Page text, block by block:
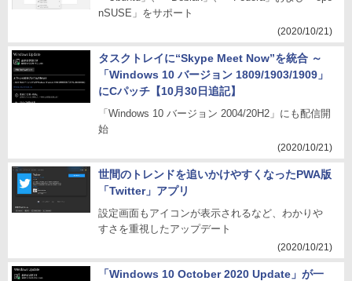
nSUSE」をサポート
(2020/10/21)
タスクトレイに“Skype Meet Now”を統合 ～
「Windows 10 バージョン 1809/1903/1909」
にCパッチ【10月30日追記】
「Windows 10 バージョン 2004/20H2」にも配信開
始
(2020/10/21)
世間のトレンドを追いかけやすくなったPWA版
「Twitter」アプリ
設定画面もアイコンが表示されるなど、わかりや
すさを重視したアップデート
(2020/10/21)
「Windows 10 October 2020 Update」が一